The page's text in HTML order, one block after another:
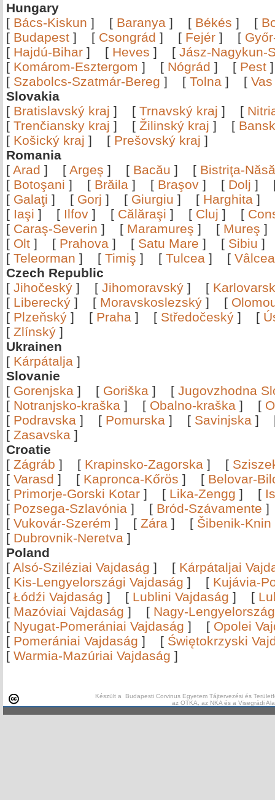
Hungary
[ Bács-Kiskun ] [ Baranya ] [ Békés ] [
[ Budapest ] [ Csongrád ] [ Fejér ] [
[ Hajdú-Bihar ] [ Heves ] [ Jász-Nagykun-
[ Komárom-Esztergom ] [ Nógrád ] [ Pest
[ Szabolcs-Szatmár-Bereg ] [ Tolna ] [ Vas
Slovakia
[ Bratislavský kraj ] [ Trnavský kraj ] [
[ Trenčiansky kraj ] [ Žilinský kraj ] [
[ Košický kraj ] [ Prešovský kraj ]
Romania
[ Arad ] [ Argeş ] [ Bacău ] [ Bistriţa-
[ Botoşani ] [ Brăila ] [ Braşov ] [ Dolj ]
[ Galaţi ] [ Gorj ] [ Giurgiu ] [ Harghita ]
[ Iaşi ] [ Ilfov ] [ Călăraşi ] [ Cluj ] [
[ Caraş-Severin ] [ Maramureş ] [ Mureş
[ Olt ] [ Prahova ] [ Satu Mare ] [ Sibiu
[ Teleorman ] [ Timiş ] [ Tulcea ] [
Czech Republic
[ Jihočeský ] [ Jihomoravský ] [
[ Liberecký ] [ Moravskoslezský ] [
[ Plzeňský ] [ Praha ] [ Středočeský ] [
[ Zlínský ]
Ukrainen
[ Kárpátalja ]
Slovanie
[ Gorenjska ] [ Goriška ] [ Jugovzhodna
[ Notranjsko-kraška ] [ Obalno-kraška ] [
[ Podravska ] [ Pomurska ] [ Savinjska ]
[ Zasavska ]
Croatie
[ Zágráb ] [ Krapinsko-Zagorska ] [
[ Varasd ] [ Kapronca-Kőrös ] [ Belovar-
[ Primorje-Gorski Kotar ] [ Lika-Zengg ] [
[ Pozsega-Szlavónia ] [ Bród-Szávamente
[ Vukovár-Szerém ] [ Zára ] [ Šibenik-Knin
[ Dubrovnik-Neretva ]
Poland
[ Alsó-Sziléziai Vajdaság ] [ Kárpátaljai
[ Kis-Lengyelországi Vajdaság ] [ Kujávia-
[ Łódźi Vajdaság ] [ Lublini Vajdaság ] [
[ Mazóviai Vajdaság ] [ Nagy-
[ Nyugat-Pomerániai Vajdaság ] [ Opolei
[ Pomerániai Vajdaság ] [ Świętokrzyski
[ Warmia-Mazúriai Vajdaság ]
Készült a Budapesti Corvinus Egyetem Tájtervezési és
az OTKA, az NKA és a Visegrádi